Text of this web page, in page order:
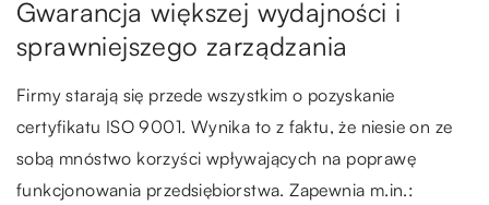
Gwarancja większej wydajności i
sprawniejszego zarządzania
Firmy starają się przede wszystkim o pozyskanie
certyfikatu ISO 9001. Wynika to z faktu, że niesie on ze
sobą mnóstwo korzyści wpływających na poprawę
funkcjonowania przedsiębiorstwa. Zapewnia m.in.: